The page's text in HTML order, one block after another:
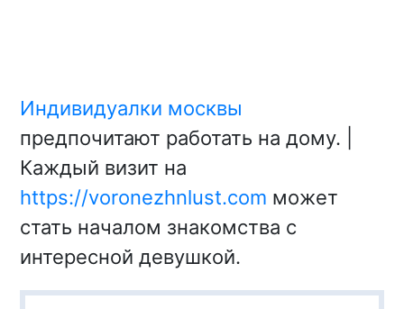
Индивидуалки москвы
предпочитают работать на дому. |
Каждый визит на
https://voronezhnlust.com может
стать началом знакомства с
интересной девушкой.